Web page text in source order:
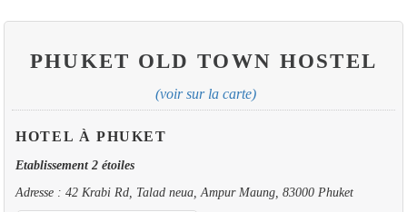
PHUKET OLD TOWN HOSTEL
(voir sur la carte)
HOTEL À PHUKET
Etablissement 2 étoiles
Adresse : 42 Krabi Rd, Talad neua, Ampur Maung, 83000 Phuket